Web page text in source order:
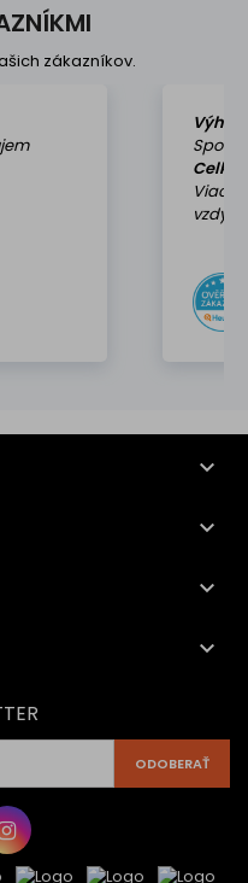
zákazníkov.
vzdy k



